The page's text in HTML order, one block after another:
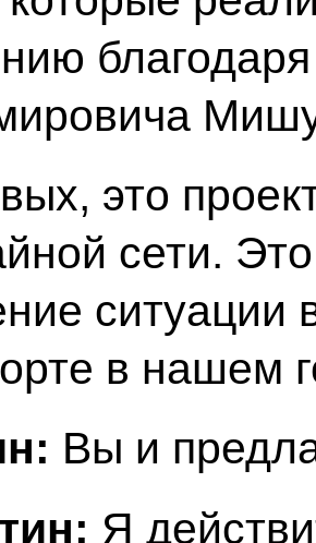
это
сети.
ситуации
в нашем
Вы и
Я